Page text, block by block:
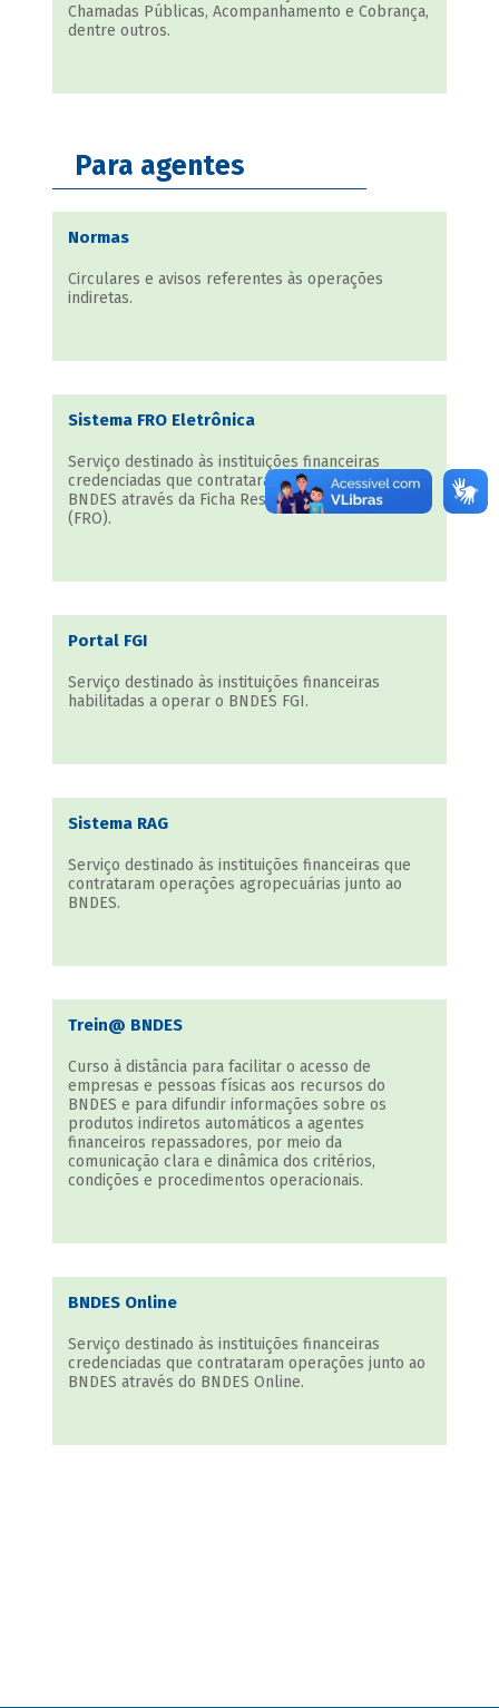
Chamadas Públicas, Acompanhamento e Cobrança,
dentre outros.
Para agentes
Normas
Circulares e avisos referentes às operações
indiretas.
Sistema FRO Eletrônica
Serviço destinado às instituições financeiras
credenciadas que contrataram operações junto ao
BNDES através da Ficha Resumo de Operações
(FRO).
Portal FGI
Serviço destinado às instituições financeiras
habilitadas a operar o BNDES FGI.
Sistema RAG
Serviço destinado às instituições financeiras que
contrataram operações agropecuárias junto ao
BNDES.
Trein@ BNDES
Curso à distância para facilitar o acesso de
empresas e pessoas físicas aos recursos do
BNDES e para difundir informações sobre os
produtos indiretos automáticos a agentes
financeiros repassadores, por meio da
comunicação clara e dinâmica dos critérios,
condições e procedimentos operacionais.
BNDES Online
Serviço destinado às instituições financeiras
credenciadas que contrataram operações junto ao
BNDES através do BNDES Online.